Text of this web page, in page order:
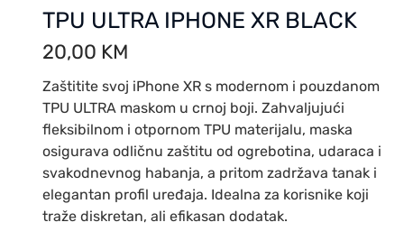
TPU ULTRA IPHONE XR BLACK
20,00 KM
Zaštitite svoj iPhone XR s modernom i pouzdanom
TPU ULTRA maskom u crnoj boji. Zahvaljujući
fleksibilnom i otpornom TPU materijalu, maska
osigurava odličnu zaštitu od ogrebotina, udaraca i
svakodnevnog habanja, a pritom zadržava tanak i
elegantan profil uređaja. Idealna za korisnike koji
traže diskretan, ali efikasan dodatak.